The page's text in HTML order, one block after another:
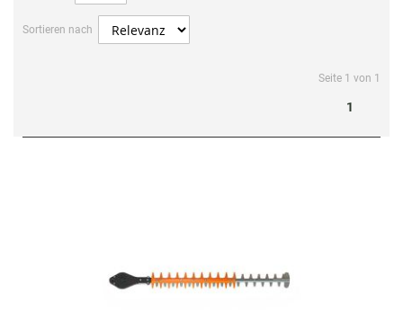
Sortieren nach
Seite 1 von 1
1